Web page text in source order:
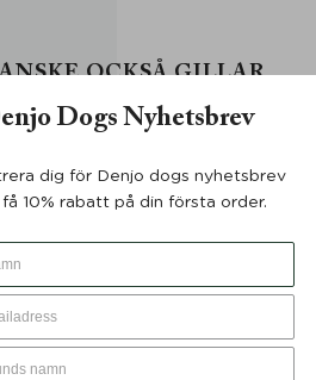
OCKSÅ GILLAR …
Dogs Nyhetsbrev
dig för Denjo dogs nyhetsbrev
10% rabatt på din första order.